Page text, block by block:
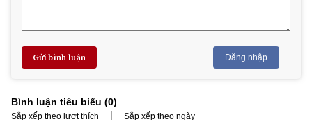
Gửi bình luận Đăng nhập
Bình luận tiêu biểu (0)
Sắp xếp theo lượt thích | Sắp xếp theo ngày